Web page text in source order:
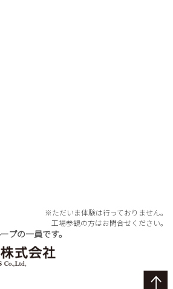
※ただいま体験は行っておりません。
工場参観の方はお問合せください。
プの一員です。